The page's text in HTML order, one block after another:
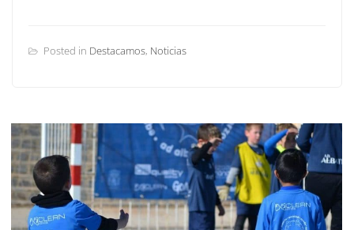
Posted in Destacamos, Noticias